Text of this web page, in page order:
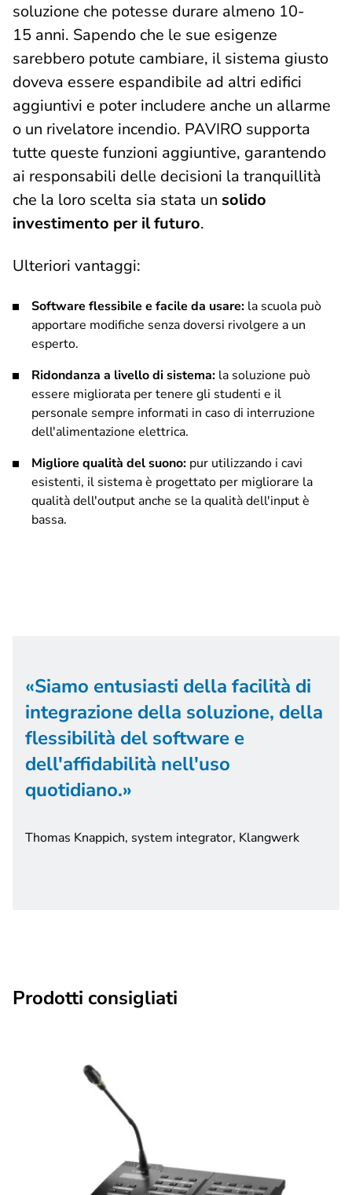
soluzione che potesse durare almeno 10-
15 anni. Sapendo che le sue esigenze
sarebbero potute cambiare, il sistema giusto
doveva essere espandibile ad altri edifici
aggiuntivi e poter includere anche un allarme
o un rivelatore incendio. PAVIRO supporta
tutte queste funzioni aggiuntive, garantendo
ai responsabili delle decisioni la tranquillità
che la loro scelta sia stata un solido
investimento per il futuro.
Ulteriori vantaggi:
Software flessibile e facile da usare: la scuola può
apportare modifiche senza doversi rivolgere a un
esperto.
Ridondanza a livello di sistema: la soluzione può
essere migliorata per tenere gli studenti e il
personale sempre informati in caso di interruzione
dell'alimentazione elettrica.
Migliore qualità del suono: pur utilizzando i cavi
esistenti, il sistema è progettato per migliorare la
qualità dell'output anche se la qualità dell'input è
bassa.
Siamo entusiasti della facilità di
integrazione della soluzione, della
flessibilità del software e
dell'affidabilità nell'uso
quotidiano.
Thomas Knappich, system integrator, Klangwerk
Prodotti consigliati